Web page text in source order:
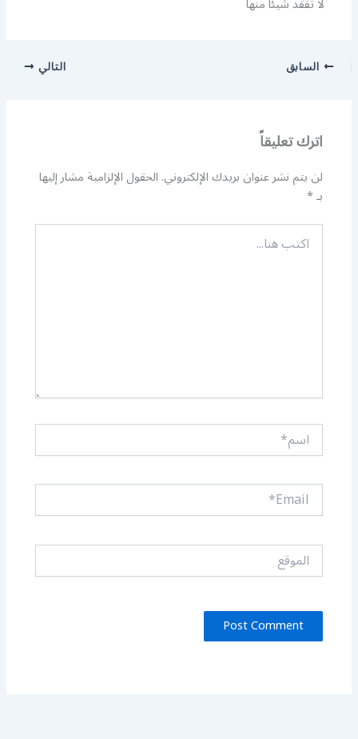
السابق التالي
اترك تعليقاً
لن يتم نشر عنوان بريدك الإلكتروني.الحقول الإلزامية مشار إليها
بـ*
اكتب
هنا...
اسم*
Email*
الموقع